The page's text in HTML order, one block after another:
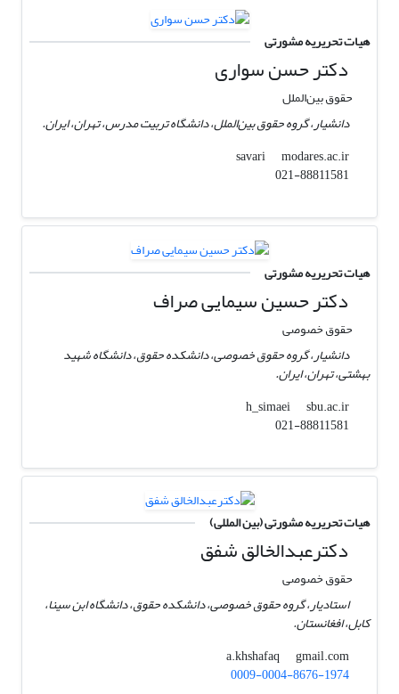
هیات تحریریه مشورتی
دکتر حسن سواری
حقوق بین‌الملل
دانشیار، گروه حقوق بین‌الملل، دانشگاه تربیت مدرس، تهران، ایران.
savari
modares.ac.ir
هیات تحریریه مشورتی
دکتر حسین سیمایی صراف
حقوق خصوصی
دانشیار، گروه حقوق خصوصی، دانشکده حقوق، دانشگاه شهید
بهشتی، تهران، ایران.
h_simaei
sbu.ac.ir
هیات تحریریه مشورتی (بین المللی)
دکترعبدالخالق شفق
حقوق خصوصی
استادیار، گروه حقوق خصوصی، دانشکده حقوق، دانشگاه ابن سینا،
کابل، افغانستان.
a.khshafaq
gmail.com
0009-0004-8676-1974